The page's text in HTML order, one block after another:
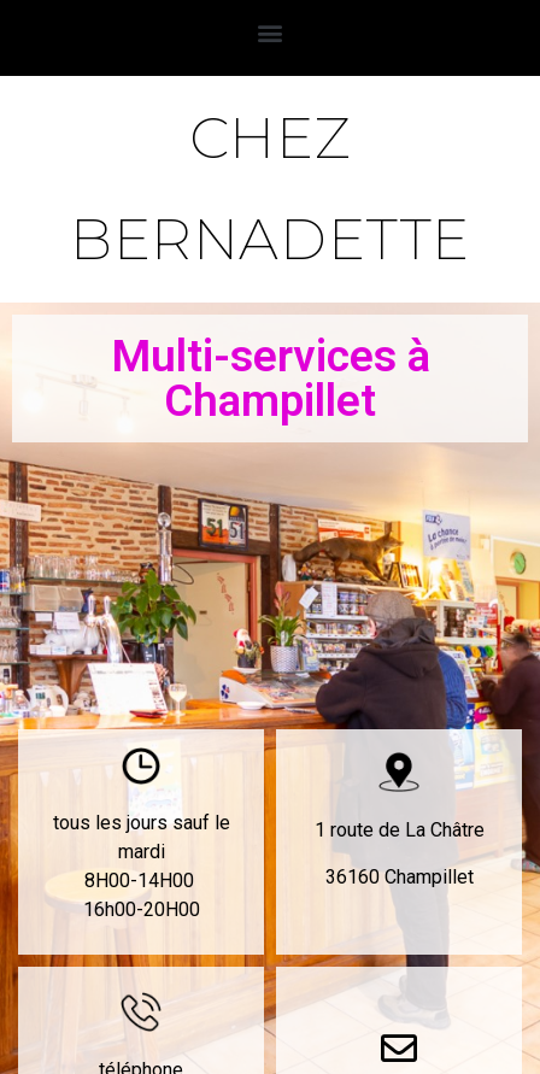
CHEZ
BERNADETTE
Multi-services à
Champillet
tous les jours sauf le
mardi
8H00-14H00
16h00-20H00
1 route de La Châtre
36160 Champillet